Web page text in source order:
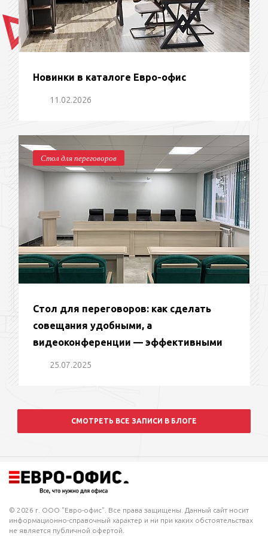
Новинки в каталоге Евро-офис
11.02.2026
Стол для переговоров
Стол для переговоров: как сделать
совещания удобными, а
видеоконференции — эффективными
25.07.2025
СМОТРЕТЬ ВСЕ ЗАПИСИ В БЛОГЕ
© 2026 г. ООО "Евро-офис". Все права защищены. Данный сайт носит
информационно-справочный характер и ни при каких обстоятельствах
не является публичной офертой.